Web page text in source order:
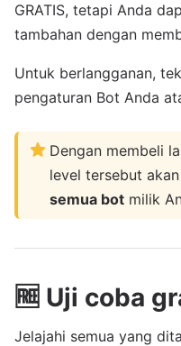
GRATIS, tetapi Anda
tambahan dengan
Untuk berlangganan,
pengaturan Bot Anda
Dengan membeli
level tersebut akan
semua bot milik
🆓 Uji coba
Jelajahi semua yang